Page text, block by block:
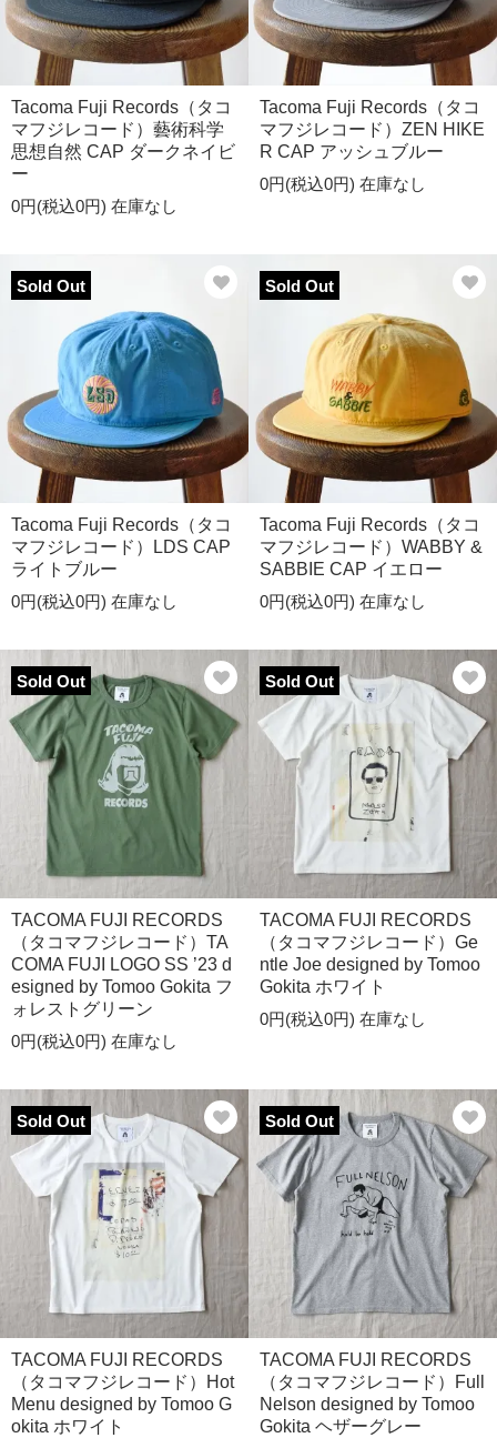
Tacoma Fuji Records（タコ
マフジレコード）藝術科学
思想自然 CAP ダークネイビ
ー
0円(税込0円) 在庫なし
Tacoma Fuji Records（タコ
マフジレコード）ZEN HIKE
R CAP アッシュブルー
0円(税込0円) 在庫なし
Sold Out
Tacoma Fuji Records（タコ
マフジレコード）LDS CAP
ライトブルー
0円(税込0円) 在庫なし
Sold Out
Tacoma Fuji Records（タコ
マフジレコード）WABBY &
SABBIE CAP イエロー
0円(税込0円) 在庫なし
Sold Out
TACOMA FUJI RECORDS
（タコマフジレコード）TA
COMA FUJI LOGO SS ’23 d
esigned by Tomoo Gokita フ
ォレストグリーン
0円(税込0円) 在庫なし
Sold Out
TACOMA FUJI RECORDS
（タコマフジレコード）Ge
ntle Joe designed by Tomoo
Gokita ホワイト
0円(税込0円) 在庫なし
Sold Out
TACOMA FUJI RECORDS
（タコマフジレコード）Hot
Menu designed by Tomoo G
okita ホワイト
Sold Out
TACOMA FUJI RECORDS
（タコマフジレコード）Full
Nelson designed by Tomoo
Gokita ヘザーグレー